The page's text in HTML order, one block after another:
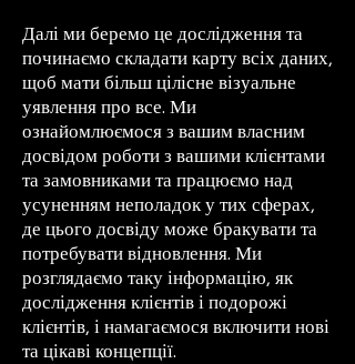
Далі ми беремо це дослідження та
починаємо складати карту всіх даних,
щоб мати більш цілісне візуальне
уявлення про все. Ми
ознайомлюємося з вашим власним
досвідом роботи з вашими клієнтами
та замовниками та працюємо над
усуненням неполадок у тих сферах,
де цього досвіду може бракувати та
потребувати відновлення. Ми
розглядаємо таку інформацію, як
дослідження клієнтів і подорожі
клієнтів, і намагаємося включити нові
та цікаві концепції.